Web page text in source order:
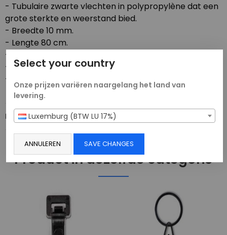
Select your country
Onze prijzen variëren naargelang het land van
levering.
Luxemburg (BTW LU 17%)
ANNULEREN SAVE CHANGES
- Tubulaire zwarte vlechten in polypropylène dat een
grote sterkte en weerstand bied.
- Breedte 10 mm.
- Lengte 80 cm.
- Enkel gebruik.
- Weerstand aan een tractie van 300 kg.
- Sluiting weerstand tot 110 kg.
PRODUCTDETAILS
Product in dezelfde categorie